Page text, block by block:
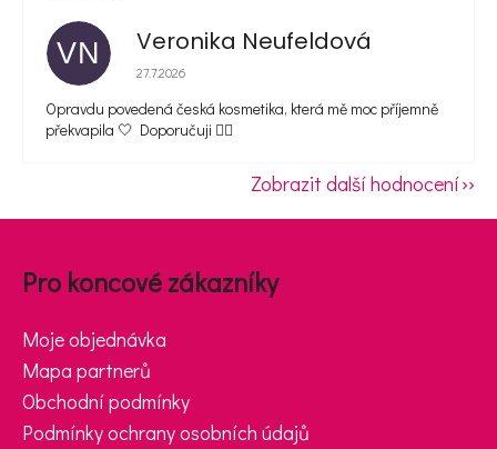
VN Veronika Neufeldová
Hodnocení obchodu je 5 z 5 hvězdiček.
27.7.2026
Opravdu povedená česká kosmetika, která mě moc příjemně
překvapila 🤍 Doporučuji 👌🏻
Zobrazit další hodnocení
Pro koncové zákazníky
Moje objednávka
Mapa partnerů
Obchodní podmínky
Podmínky ochrany osobních údajů